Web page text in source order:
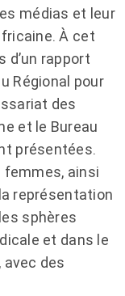
médias et leur
À cet
d’un rapport
Régional pour
des
et le Bureau
présentées.
femmes, ainsi
représentation
sphères
et dans le
avec des